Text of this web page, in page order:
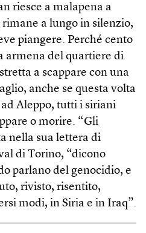
riesce a malapena a
a lungo in silenzio,
piangere. Perché cento
armena del quartiere di
a scappare con una
anche se questa volta
Aleppo, tutti i siriani
o morire. “Gli
nella sua lettera di
di Torino, “dicono
parlano del genocidio, e
rivisto, risentito,
modi, in Siria e in Iraq”.